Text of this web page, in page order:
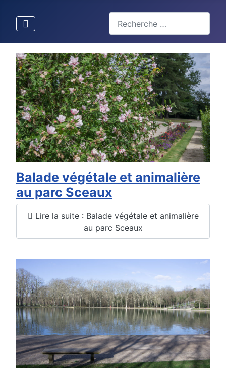
Type 2 or more characters for
Balade végétale et animalière
au parc Sceaux
Lire la suite : Balade végétale et animalière
au parc Sceaux